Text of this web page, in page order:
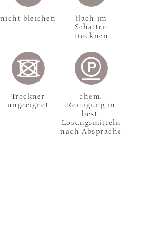
nicht bleichen
flach im
Schatten
trocknen
Trockner
ungeeignet
chem.
Reinigung in
best.
Lösungsmitteln
nach Absprache